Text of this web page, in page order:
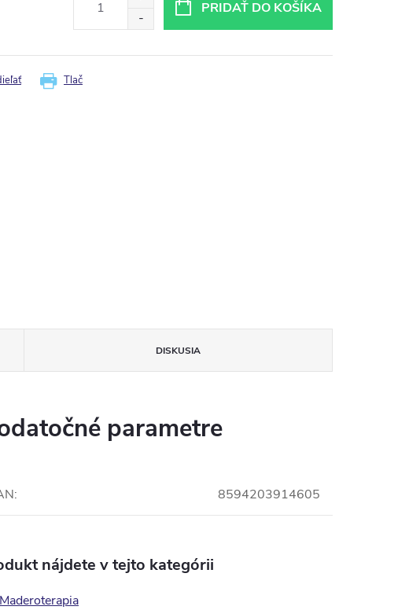
PRIDAŤ DO KOŠÍKA
Tlač
DISKUSIA
parametre
: 8594203914605
nájdete v tejto kategórii
Maderoterapia